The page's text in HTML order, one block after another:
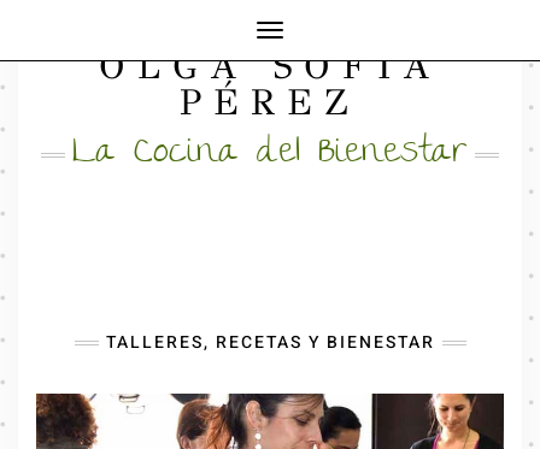
FACEBOOK
INSTAGRAM
MAIL
OLGA SOFÍA
PÉREZ
La Cocina del Bienestar
Cambiar
modo
de
navegación
TALLERES, RECETAS Y BIENESTAR